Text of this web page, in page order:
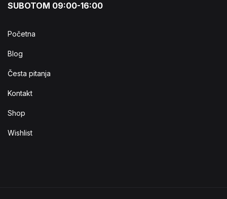
SUBOTOM 09:00-16:00
Početna
Blog
Česta pitanja
Kontakt
Shop
Wishlist